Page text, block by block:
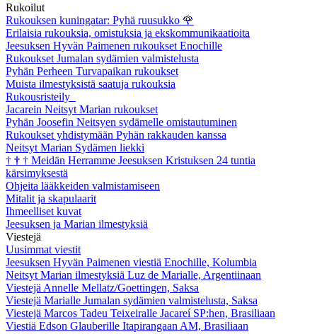
Rukoilut
Rukouksen kuningatar: Pyhä ruusukko 🌹
Erilaisia rukouksia, omistuksia ja ekskommunikaatioita
Jeesuksen Hyvän Paimenen rukoukset Enochille
Rukoukset Jumalan sydämien valmistelusta
Pyhän Perheen Turvapaikan rukoukset
Muista ilmestyksistä saatuja rukouksia
Rukousristeily
Jacarein Neitsyt Marian rukoukset
Pyhän Joosefin Neitsyen sydämelle omistautuminen
Rukoukset yhdistymään Pyhän rakkauden kanssa
Neitsyt Marian Sydämen liekki
† † † Meidän Herramme Jeesuksen Kristuksen 24 tuntia
kärsimyksestä
Ohjeita lääkkeiden valmistamiseen
Mitalit ja skapulaarit
Ihmeelliset kuvat
Jeesuksen ja Marian ilmestyksiä
Viestejä
Uusimmat viestit
Jeesuksen Hyvän Paimenen viestiä Enochille, Kolumbia
Neitsyt Marian ilmestyksiä Luz de Marialle, Argentiinaan
Viestejä Annelle Mellatz/Goettingen, Saksa
Viestejä Marialle Jumalan sydämien valmistelusta, Saksa
Viestejä Marcos Tadeu Teixeiralle Jacareí SP:hen, Brasiliaan
Viestiä Edson Glauberille Itapirangaan AM, Brasiliaan